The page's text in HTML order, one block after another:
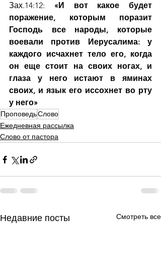
Зах.14:12: «И вот какое будет
поражение, которым поразит
Господь все народы, которые
воевали против Иерусалима: у
каждого исчахнет тело его, когда
он еще стоит на своих ногах, и
глаза у него истают в яминах
своих, и язык его иссохнет во рту
у него»
ПроповедьСлово
Ежедневная рассылка
Слово от пастора
Недавние посты Смотреть все